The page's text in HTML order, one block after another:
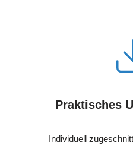
Praktisches
Individuell